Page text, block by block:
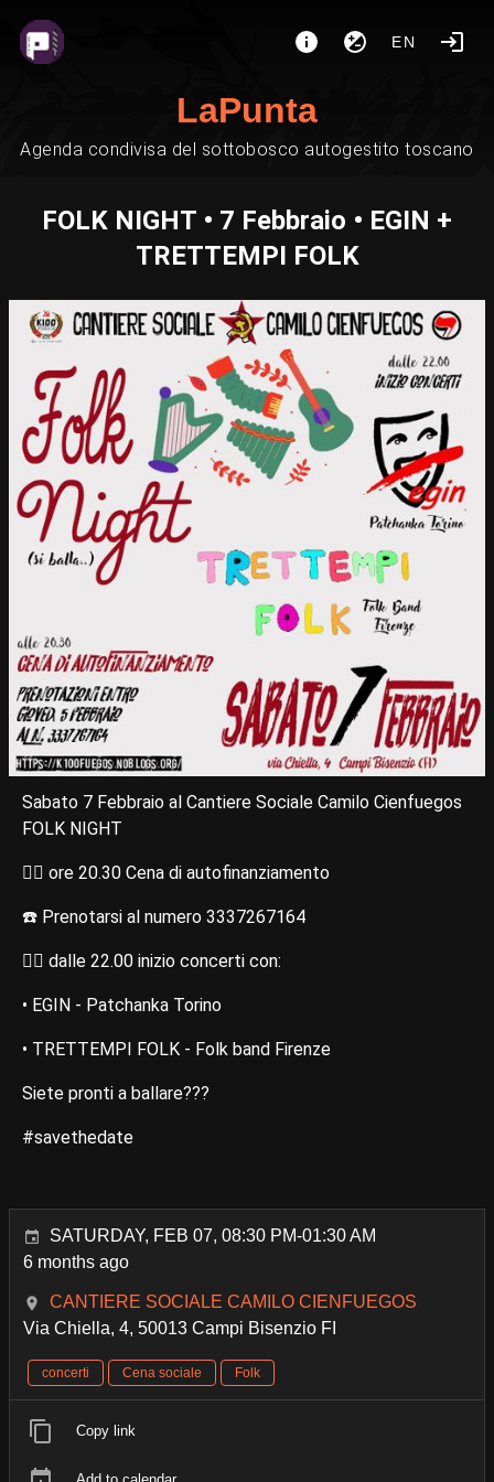
EN
LaPunta
Agenda condivisa del sottobosco autogestito toscano
FOLK NIGHT • 7 Febbraio • EGIN +
TRETTEMPI FOLK
Sabato 7 Febbraio al Cantiere Sociale Camilo Cienfuegos
FOLK NIGHT
👉🏻 ore 20.30 Cena di autofinanziamento
☎️ Prenotarsi al numero 3337267164
👉🏻 dalle 22.00 inizio concerti con:
• EGIN - Patchanka Torino
• TRETTEMPI FOLK - Folk band Firenze
Siete pronti a ballare???
#savethedate
SATURDAY, FEB 07, 08:30 PM-01:30 AM
6 months ago
CANTIERE SOCIALE CAMILO CIENFUEGOS
Via Chiella, 4, 50013 Campi Bisenzio FI
concerti Cena sociale Folk
Copy link